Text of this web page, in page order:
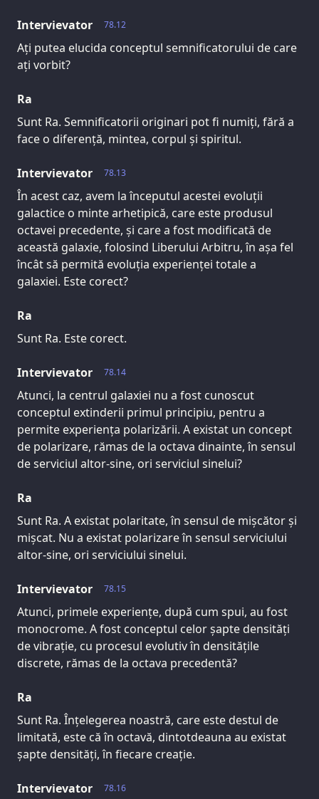
78.12
Intervievator
Ați putea elucida conceptul semnificatorului de care
ați vorbit?
Ra
Sunt Ra. Semnificatorii originari pot fi numiți, fără a
face o diferență, mintea, corpul și spiritul.
78.13
Intervievator
În acest caz, avem la începutul acestei evoluții
galactice o minte arhetipică, care este produsul
octavei precedente, și care a fost modificată de
această galaxie, folosind Liberului Arbitru, în așa fel
încât să permită evoluția experienței totale a
galaxiei. Este corect?
Ra
Sunt Ra. Este corect.
78.14
Intervievator
Atunci, la centrul galaxiei nu a fost cunoscut
conceptul extinderii primul principiu, pentru a
permite experiența polarizării. A existat un concept
de polarizare, rămas de la octava dinainte, în sensul
de serviciul altor-sine, ori serviciul sinelui?
Ra
Sunt Ra. A existat polaritate, în sensul de mișcător și
mișcat. Nu a existat polarizare în sensul serviciului
altor-sine, ori serviciului sinelui.
78.15
Intervievator
Atunci, primele experiențe, după cum spui, au fost
monocrome. A fost conceptul celor șapte densități
de vibrație, cu procesul evolutiv în densitățile
discrete, rămas de la octava precedentă?
Ra
Sunt Ra. Înțelegerea noastră, care este destul de
limitată, este că în octavă, dintotdeauna au existat
șapte densități, în fiecare creație.
78.16
Intervievator